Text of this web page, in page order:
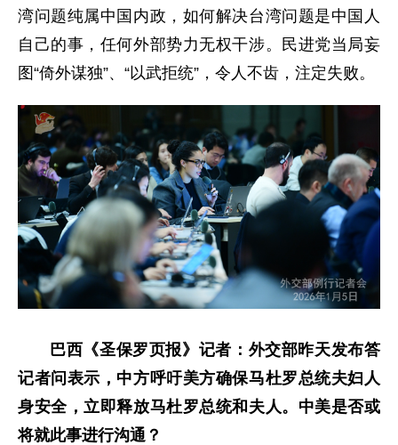
湾问题纯属中国内政，如何解决台湾问题是中国人
自己的事，任何外部势力无权干涉。民进党当局妄
图“倚外谋独”、“以武拒统”，令人不齿，注定失败。
巴西《圣保罗页报》记者：外交部昨天发布答
记者问表示，中方呼吁美方确保马杜罗总统夫妇人
身安全，立即释放马杜罗总统和夫人。中美是否或
将就此事进行沟通？